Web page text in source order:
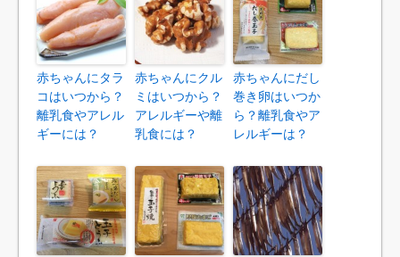
赤ちゃんにタラ
コはいつから？
離乳食やアレル
ギーには？
赤ちゃんにクル
ミはいつから？
アレルギーや離
乳食には？
赤ちゃんにだし
巻き卵はいつか
ら？離乳食やア
レルギーは？